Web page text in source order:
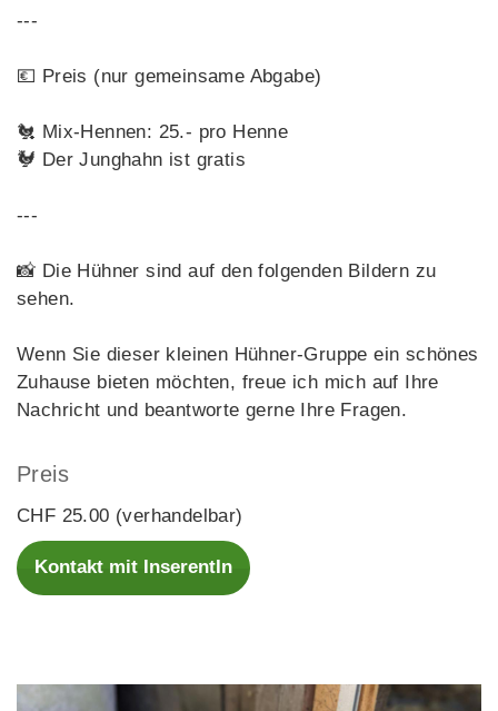
---
💶 Preis (nur gemeinsame Abgabe)
🐔 Mix-Hennen: 25.- pro Henne
🐓 Der Junghahn ist gratis
---
📸 Die Hühner sind auf den folgenden Bildern zu
sehen.
Wenn Sie dieser kleinen Hühner-Gruppe ein schönes
Zuhause bieten möchten, freue ich mich auf Ihre
Nachricht und beantworte gerne Ihre Fragen.
Preis
CHF 25.00 (verhandelbar)
Kontakt mit InserentIn